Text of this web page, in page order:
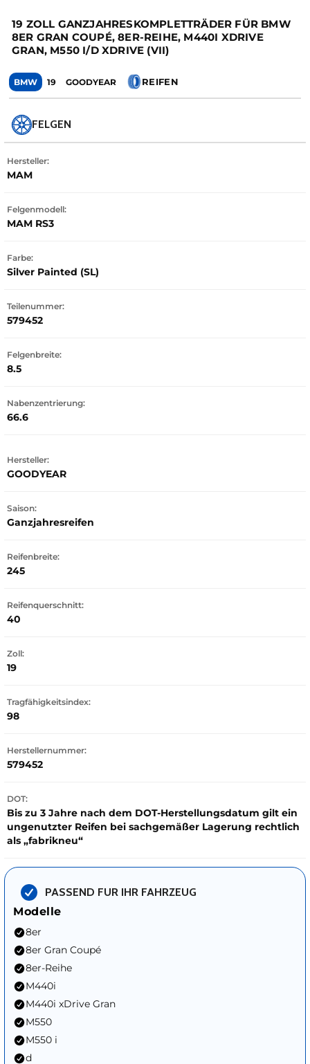
19 ZOLL GANZJAHRESKOMPLETTRÄDER FÜR BMW
8ER GRAN COUPÉ, 8ER-REIHE, M440I XDRIVE
GRAN, M550 I/D XDRIVE (VII)
BMW 19 GOODYEAR REIFEN
FELGEN
Hersteller:
MAM
Felgenmodell:
MAM RS3
Farbe:
Silver Painted (SL)
Teilenummer:
579452
Felgenbreite:
8.5
Nabenzentrierung:
66.6
Hersteller:
GOODYEAR
Saison:
Ganzjahresreifen
Reifenbreite:
245
Reifenquerschnitt:
40
Zoll:
19
Tragfähigkeitsindex:
98
Herstellernummer:
579452
DOT:
Bis zu 3 Jahre nach dem DOT-Herstellungsdatum gilt ein
ungenutzter Reifen bei sachgemäßer Lagerung rechtlich
als „fabrikneu“
PASSEND FUR IHR FAHRZEUG
Modelle
8er
8er Gran Coupé
8er-Reihe
M440i
M440i xDrive Gran
M550
M550 i
d